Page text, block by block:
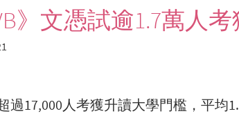
》文憑試逾1.7萬人
過17,000人考獲升讀大學門檻，平均